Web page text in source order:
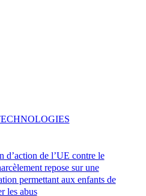
d’action de l’UE contre le
repose sur une
permettant aux enfants de
les abus